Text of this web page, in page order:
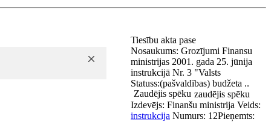
Tiesību akta pase
Nosaukums: Grozījumi Finansu
ministrijas 2001. gada 25. jūnija
instrukcijā Nr. 3 "Valsts
(pašvaldības) budžeta ..
Statuss:
Zaudējis spēku zaudējis spēku
Izdevējs: Finanšu ministrija Veids:
instrukcija Numurs: 12Pieņemts: